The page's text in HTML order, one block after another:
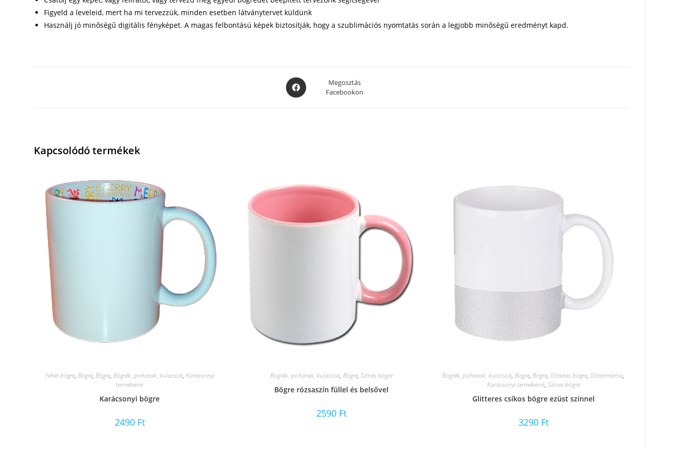
Figyeld a leveleid, mert ha mi tervezzük, minden esetben látványtervet küldünk
Használj jó minőségű digitális fényképet. A magas felbontású képek biztosítják, hogy a szublimációs nyomtatás során a legjobb minőségű eredményt kapd.
Opens
in
Megosztás
Facebookon
Kapcsolódó termékek
Fehér bögre, Bögre, Bögre, Bögrék, poharak, kulacsok, Karácsonyi
termékeink
Karácsonyi bögre
2490 Ft
Bögrék, poharak, kulacsok,Bögre,Színes bögre
Bögre rózsaszín füllel és belsővel
2590 Ft
Bögrék, poharak, kulacsok,Bögre,Bögre, Glitteres bögre, Glittermánia,
Karácsonyi termékeink, Színes bögre
Glitteres csíkos bögre ezüst színnel
3290 Ft